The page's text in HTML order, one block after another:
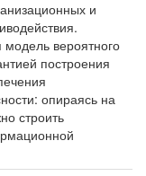
и
вероятного
построения
опираясь на
строить